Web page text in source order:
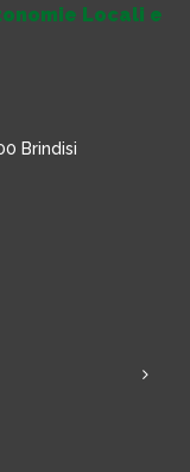
Locali e
Brindisi